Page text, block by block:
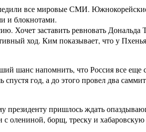
все мировые СМИ.
и блокнотами.
Хочет заставить ревновать
ход. Ким показывает, что у
шанс напомнить, что Россия все
год, а до этого провел два
пришлось ждать
олениной, борщ, треску и